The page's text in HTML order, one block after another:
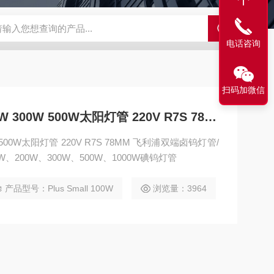
LS-ZFZD-E3WSA/XFZ-Y3SSAD 佛山照明LED泛光灯 明
飞利浦碘钨灯管100W 200W 300W 500W太阳灯管 220V R7S 78MM
太阳灯管 220V R7S 78MM 飞利浦双端卤钨灯管/
200W、300W、500W、1000W碘钨灯管
产品型号：Plus Small 100W 浏览量：3964
电话咨询
扫码加微信